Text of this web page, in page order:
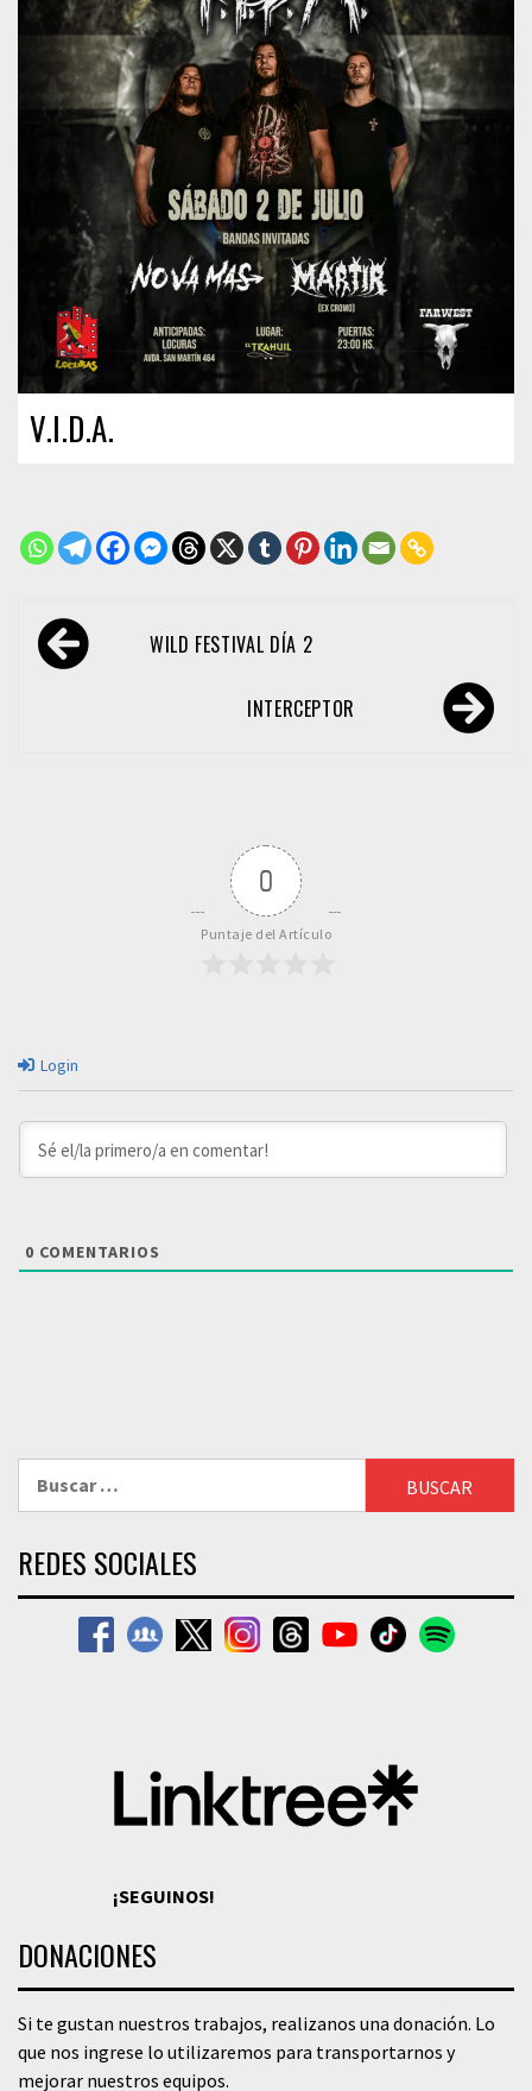
V.I.D.A.
Navegación
de WILD FESTIVAL DÍA 2
INTERCEPTOR
0
Puntaje del Artículo
Login
0 COMENTARIOS
REDES SOCIALES
¡SEGUINOS!
DONACIONES
Si te gustan nuestros trabajos, realizanos una donación. Lo
que nos ingrese lo utilizaremos para transportarnos y
mejorar nuestros equipos.